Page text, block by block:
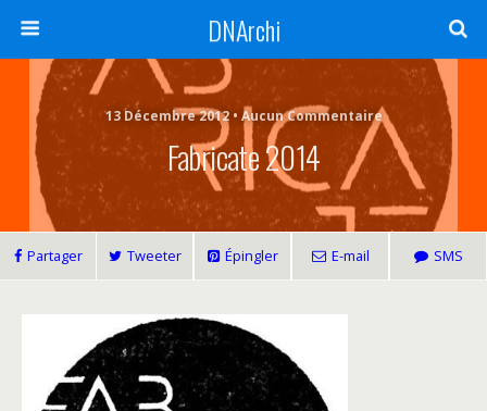
DNArchi
13 Décembre 2012 • Aucun Commentaire
Fabricate 2014
Partager Tweeter Épingler E-mail SMS